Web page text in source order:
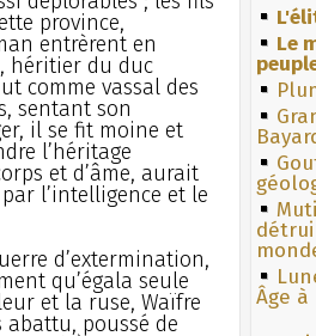
province,
entrèrent en
héritier du duc
comme vassal des
sentant son
il se fit moine et
l’héritage
et d’âme, aurait
l’intelligence et le
d’extermination,
qu’égala seule
et la ruse, Waïfre
poussé de
Le
Âge